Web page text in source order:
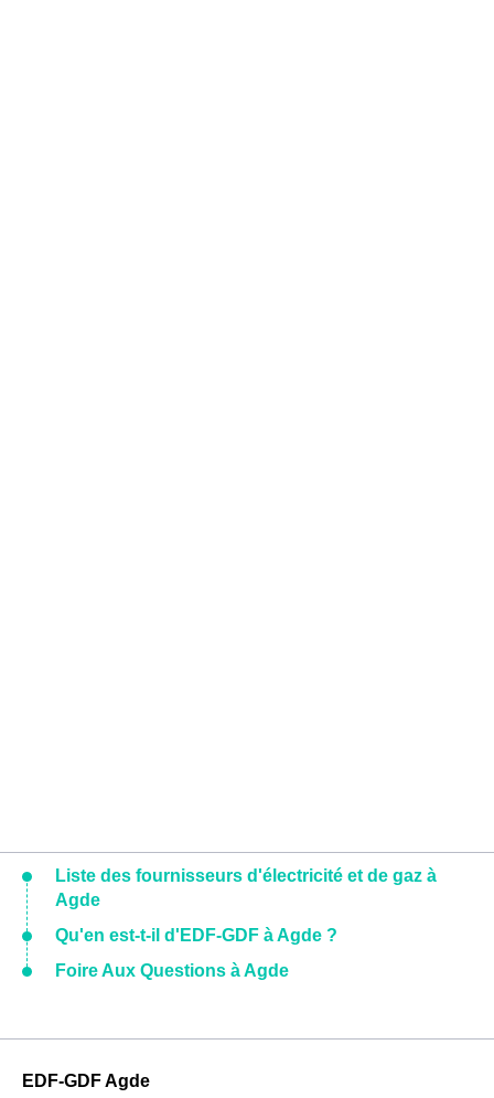
Liste des fournisseurs d'électricité et de gaz à
Agde
Qu'en est-t-il d'EDF-GDF à Agde ?
Foire Aux Questions à Agde
EDF-GDF Agde